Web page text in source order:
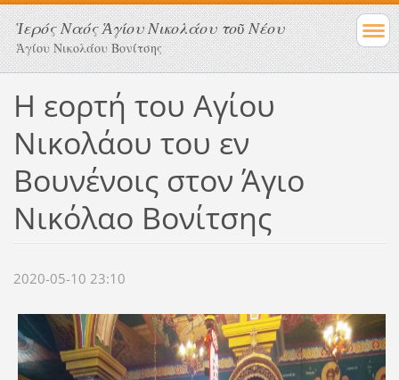
Ἱερός Ναός Ἁγίου Νικολάου τοῦ Νέου
Ἁγίου Νικολάου Βονίτσης
Η εορτή του Αγίου
Νικολάου του εν
Βουνένοις στον Άγιο
Νικόλαο Βονίτσης
2020-05-10 23:10